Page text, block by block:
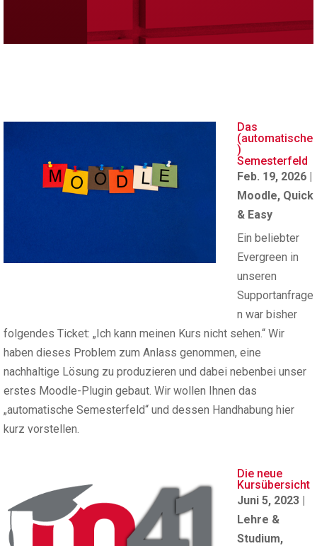
Das
(automatische
)
Semesterfeld
Feb. 19, 2026 |
Moodle, Quick
& Easy
Ein beliebter
Evergreen in
unseren
Supportanfrage
n war bisher
folgendes Ticket: „Ich kann meinen Kurs nicht sehen.“ Wir
haben dieses Problem zum Anlass genommen, eine
nachhaltige Lösung zu produzieren und dabei nebenbei unser
erstes Moodle-Plugin gebaut. Wir wollen Ihnen das
„automatische Semesterfeld“ und dessen Handhabung hier
kurz vorstellen.
Die neue
Kursübersicht
Juni 5, 2023 |
Lehre &
Studium,